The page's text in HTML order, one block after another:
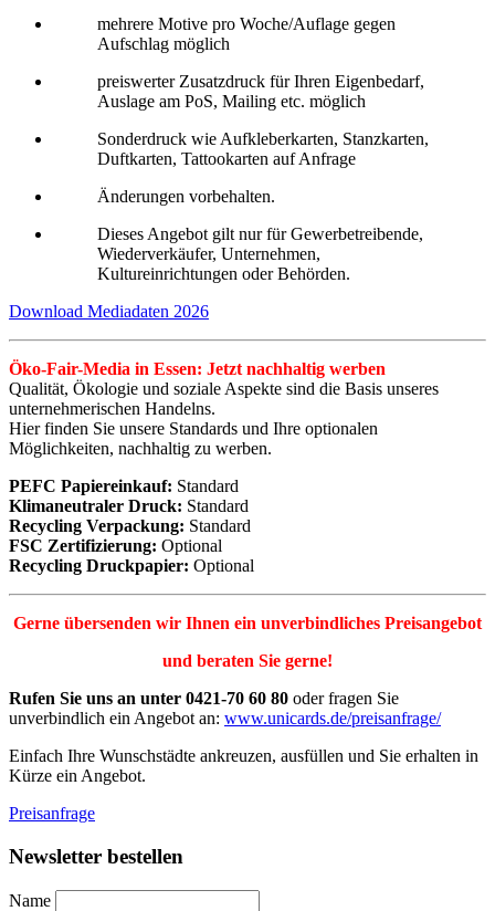
mehrere Motive pro Woche/Auflage gegen
Aufschlag möglich
preiswerter Zusatzdruck für Ihren Eigenbedarf,
Auslage am PoS, Mailing etc. möglich
Sonderdruck wie Aufkleberkarten, Stanzkarten,
Duftkarten, Tattookarten auf Anfrage
Änderungen vorbehalten.
Dieses Angebot gilt nur für Gewerbetreibende,
Wiederverkäufer, Unternehmen,
Kultureinrichtungen oder Behörden.
Download Mediadaten 2026
Öko-Fair-Media in Essen: Jetzt nachhaltig werben
Qualität, Ökologie und soziale Aspekte sind die Basis unseres
unternehmerischen Handelns.
Hier finden Sie unsere Standards und Ihre optionalen
Möglichkeiten, nachhaltig zu werben.
PEFC Papiereinkauf: Standard
Klimaneutraler Druck: Standard
Recycling Verpackung: Standard
FSC Zertifizierung: Optional
Recycling Druckpapier: Optional
Gerne übersenden wir Ihnen ein unverbindliches Preisangebot
und beraten Sie gerne!
Rufen Sie uns an unter 0421-70 60 80 oder fragen Sie
unverbindlich ein Angebot an: www.unicards.de/preisanfrage/
Einfach Ihre Wunschstädte ankreuzen, ausfüllen und Sie erhalten in
Kürze ein Angebot.
Preisanfrage
Newsletter bestellen
Name